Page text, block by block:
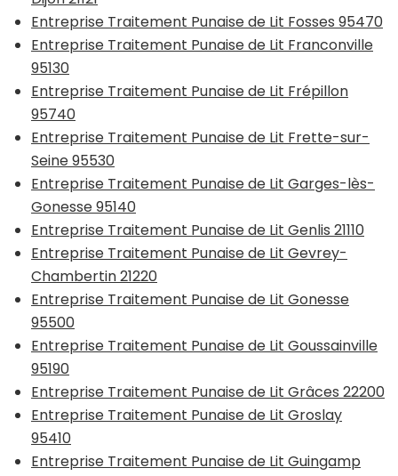
Entreprise Traitement Punaise de Lit Fosses 95470
Entreprise Traitement Punaise de Lit Franconville
95130
Entreprise Traitement Punaise de Lit Frépillon
95740
Entreprise Traitement Punaise de Lit Frette-sur-
Seine 95530
Entreprise Traitement Punaise de Lit Garges-lès-
Gonesse 95140
Entreprise Traitement Punaise de Lit Genlis 21110
Entreprise Traitement Punaise de Lit Gevrey-
Chambertin 21220
Entreprise Traitement Punaise de Lit Gonesse
95500
Entreprise Traitement Punaise de Lit Goussainville
95190
Entreprise Traitement Punaise de Lit Grâces 22200
Entreprise Traitement Punaise de Lit Groslay
95410
Entreprise Traitement Punaise de Lit Guingamp